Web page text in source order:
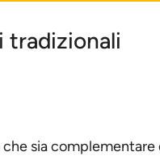
tradizionali
sia